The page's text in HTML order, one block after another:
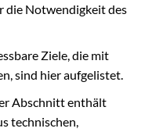
die Notwendigkeit des
Ziele, die mit
sind hier aufgelistet.
Abschnitt enthält
technischen,